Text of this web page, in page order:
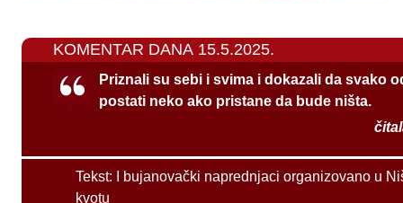
KOMENTAR DANA 15.5.2025.
Priznali su sebi i svima i dokazali da svako
postati neko ako pristane da bude ništa.
Tekst:
I bujanovački naprednjaci organizovano u
kvotu